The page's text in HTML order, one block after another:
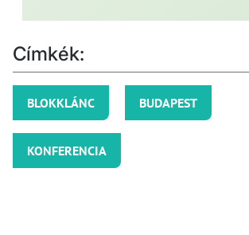
Címkék:
BLOKKLÁNC BUDAPEST
KONFERENCIA